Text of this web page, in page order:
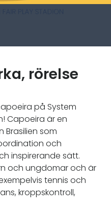
rörelse
på System
Capoeira är en
Brasilien som
och
inspirerande sätt.
och ungdomar och är
tennis och
kroppskontroll,